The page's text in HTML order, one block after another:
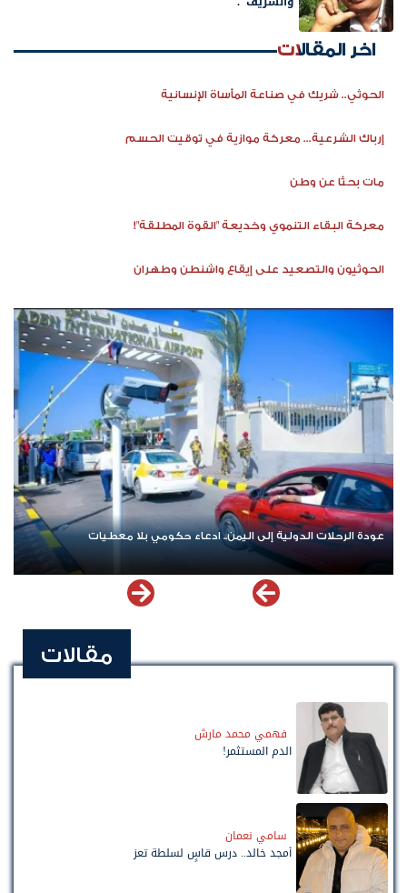
اخر المقالات
الحوثي.. شريك في صناعة المأساة الإنسانية
إرباك الشرعية... معركة موازية في توقيت الحسم
مات بحثًا عن وطن
معركة البقاء التنموي وخديعة "القوة المطلقة"!
الحوثيون والتصعيد على إيقاع واشنطن وطهران
عودة الرحلات الدولية إلى اليمن.. ادعاء حكومي بلا معطيات
مقالات
فهمي محمد مارش
الدم المستثمر!
سامي نعمان
أمجد خالد.. درس قاسٍ لسلطة تعز